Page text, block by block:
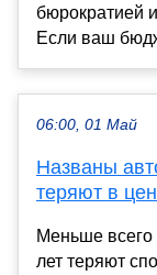
бюрократией
Если ваш
06:00, 01 Май
Названы
теряют в
Меньше всего
лет теряют